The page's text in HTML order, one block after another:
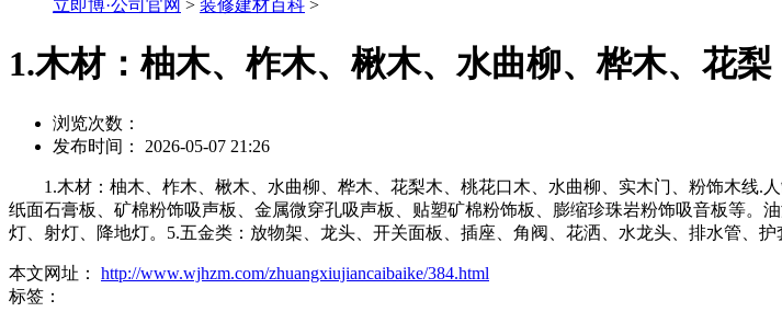
立即博·公司官网 > 装修建材百科 >
1.木材：柚木、柞木、楸木、水曲柳、桦木、花梨
浏览次数：
发布时间： 2026-05-07 21:26
1.木材：柚木、柞木、楸木、水曲柳、桦木、花梨木、桃花口木、水曲柳、实木门、粉饰木线.
纸面石膏板、矿棉粉饰吸声板、金属微穿孔吸声板、贴塑矿棉粉饰板、膨缩珍珠岩粉饰吸音板等。
灯、射灯、降地灯。5.五金类：放物架、龙头、开关面板、插座、角阀、花洒、水龙头、排水管、护
本文网址： http://www.wjhzm.com/zhuangxiujiancaibaike/384.html
标签：